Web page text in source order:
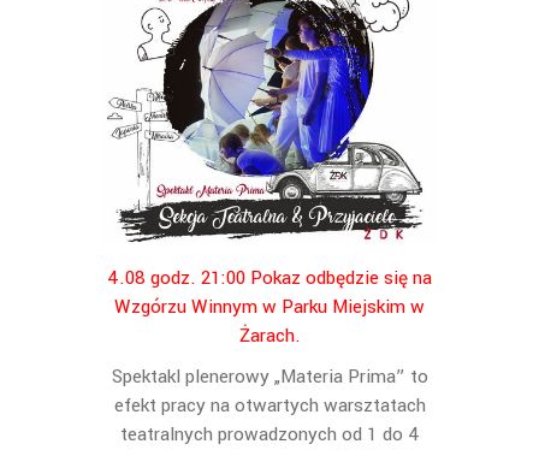
4.08 godz. 21:00 Pokaz odbędzie się na
Wzgórzu Winnym w Parku Miejskim w
Żarach.
Spektakl plenerowy „Materia Prima” to
efekt pracy na otwartych warsztatach
teatralnych prowadzonych od 1 do 4